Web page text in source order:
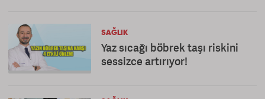
SAĞLIK
Yaz sıcağı böbrek taşı riskini
sessizce artırıyor!